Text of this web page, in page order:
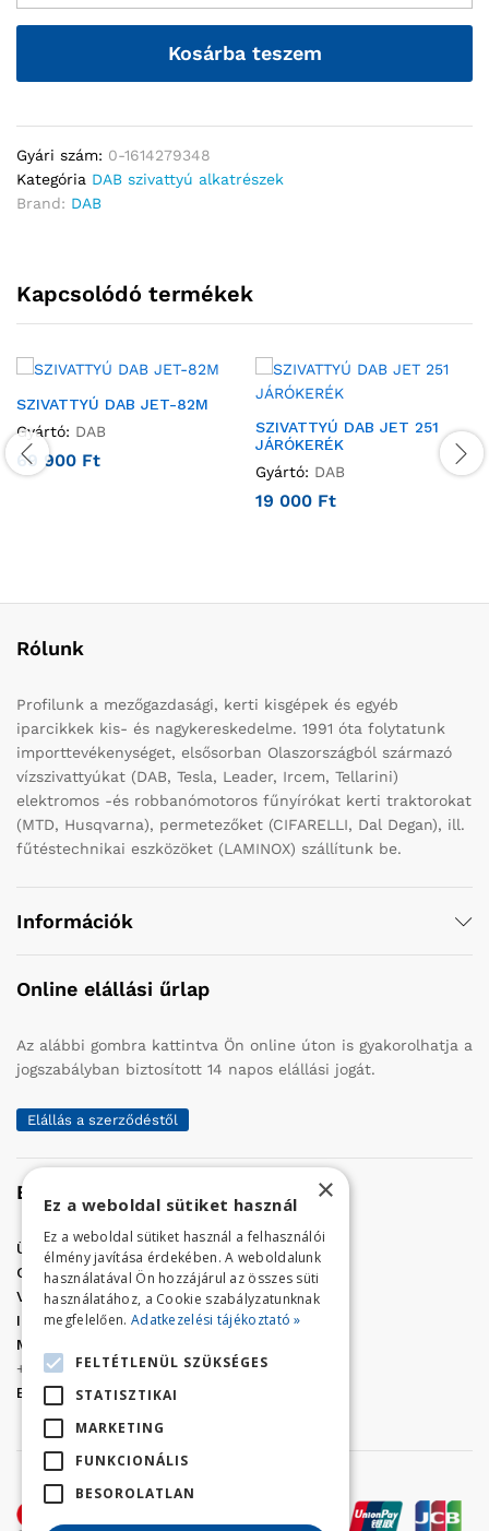
Kosárba teszem
Gyári szám: 0-1614279348
Kategória DAB szivattyú alkatrészek
Brand: DAB
Kapcsolódó termékek
SZIVATTYÚ DAB JET-82M
Gyártó: DAB
69 900 Ft
SZIVATTYÚ DAB JET 251
JÁRÓKERÉK
Gyártó: DAB
19 000 Ft
Rólunk
Profilunk a mezőgazdasági, kerti kisgépek és egyéb
iparcikkek kis- és nagykereskedelme. 1991 óta folytatunk
importtevékenységet, elsősorban Olaszországból származó
vízszivattyúkat (DAB, Tesla, Leader, Ircem, Tellarini)
elektromos -és robbanómotoros fűnyírókat kerti traktorokat
(MTD, Husqvarna), permetezőket (CIFARELLI, Dal Degan), ill.
fűtéstechnikai eszközöket (LAMINOX) szállítunk be.
Információk
Online elállási űrlap
Az alábbi gombra kattintva Ön online úton is gyakorolhatja a
jogszabályban biztosított 14 napos elállási jogát.
Elállás a szerződéstől
Elérhetőség
Üzletünk címe:
Szolnok, Vércse út 17.
Golf Center Áruház:06 (56) 423-324
VÁR-Kert Áruház: 06 (56) 429-771
Iroda:06 (56) 421-857
Megrendelés, termék információ:
+36 (70) 938-3356
E-mail:
golfaruhaz@gmail.com
×
Ez a weboldal sütiket használ
Ez a weboldal sütiket használ a felhasználói
élmény javítása érdekében. A weboldalunk
használatával Ön hozzájárul az összes süti
használatához, a Cookie szabályzatunknak
megfelelően. Adatkezelési tájékoztató »
FELTÉTLENÜL SZÜKSÉGES
STATISZTIKAI
MARKETING
FUNKCIONÁLIS
BESOROLATLAN